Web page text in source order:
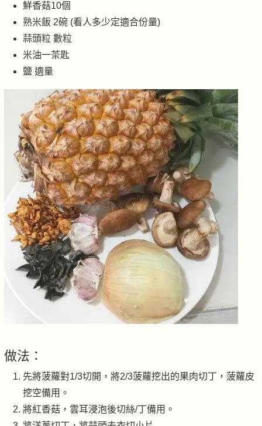
鮮香菇10個
熟米飯 2碗 (看人多少定適合份量)
蒜頭粒 數粒
米油一茶匙
鹽 適量
做法：
先將菠蘿對1/3切開，將2/3菠蘿挖出的果肉切丁，菠蘿皮
挖空備用。
將紅香菇，雲耳浸泡後切絲/丁備用。